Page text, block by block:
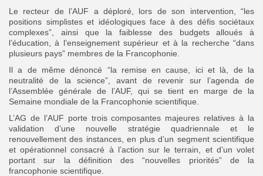
Le recteur de l’AUF a déploré, lors de son intervention, “les
positions simplistes et idéologiques face à des défis sociétaux
complexes”, ainsi que la faiblesse des budgets alloués à
l’éducation, à l’enseignement supérieur et à la recherche “dans
plusieurs pays” membres de la Francophonie.
Il a de même dénoncé “la remise en cause, ici et là, de la
neutralité de la science”, avant de revenir sur l’agenda de
l’Assemblée générale de l’AUF, qui se tient en marge de la
Semaine mondiale de la Francophonie scientifique.
L’AG de l’AUF porte trois composantes majeures relatives à la
validation d’une nouvelle stratégie quadriennale et le
renouvellement des instances, en plus d’un segment scientifique
et opérationnel consacré à l’action sur le terrain, et d’un volet
portant sur la définition des “nouvelles priorités” de la
francophonie scientifique.